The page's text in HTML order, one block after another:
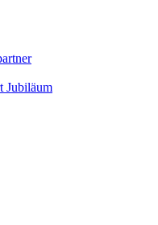
Jubiläum